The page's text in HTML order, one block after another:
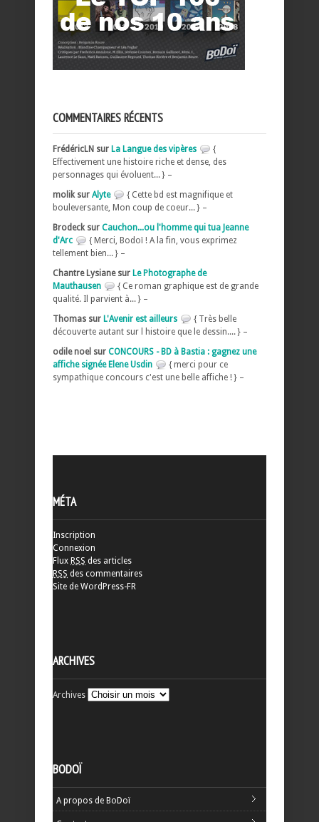
COMMENTAIRES RÉCENTS
FrédéricLN sur La Langue des vipères
{
Effectivement une histoire riche et dense, des
personnages qui évoluent... } –
molik sur Alyte
{ Cette bd est magnifique et
bouleversante, Mon coup de coeur... } –
Brodeck sur Cauchon...ou l'homme qui tua Jeanne
d'Arc
{ Merci, Bodoï ! A la fin, vous exprimez
tellement bien... } –
Chantre Lysiane sur Le Photographe de
Mauthausen
{ Ce roman graphique est de grande
qualité. Il parvient à... } –
Thomas sur L'Avenir est ailleurs
{ Très belle
découverte autant sur l histoire que le dessin.... } –
odile noel sur CONCOURS - BD à Bastia : gagnez une
affiche signée Elene Usdin
{ merci pour ce
sympathique concours c'est une belle affiche ! } –
MÉTA
Inscription
Connexion
Flux RSS des articles
RSS des commentaires
Site de WordPress-FR
ARCHIVES
Archives
BODOÏ
A propos de BoDoï